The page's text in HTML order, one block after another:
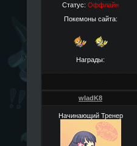
Статус: Оффлайн
Покемоны сайта:
Награды:
wladK8
Начинающий Тренер